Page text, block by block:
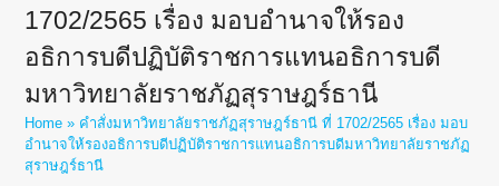
1702/2565 เรื่อง มอบอำนาจให้รอง
อธิการบดีปฏิบัติราชการแทนอธิการบดี
มหาวิทยาลัยราชภัฏสุราษฎร์ธานี
Home » คำสั่งมหาวิทยาลัยราชภัฏสุราษฎร์ธานี ที่ 1702/2565 เรื่อง มอบ
อำนาจให้รองอธิการบดีปฏิบัติราชการแทนอธิการบดีมหาวิทยาลัยราชภัฏ
สุราษฎร์ธานี